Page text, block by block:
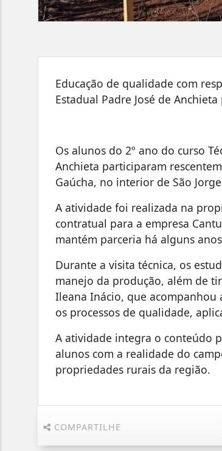
Educação de qualidade com
Estadual Padre José de
Os alunos do 2º ano do curso
Anchieta participaram
Gaúcha, no interior de São Jorge
A atividade foi realizada na
contratual para a empresa
mantém parceria há alguns
Durante a visita técnica, os
manejo da produção, além de
Ileana Inácio, que
os processos de qualidade,
A atividade integra o conteúdo
alunos com a realidade do
propriedades rurais da região.
COMPARTILHE